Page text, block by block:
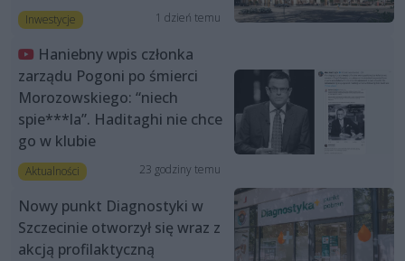
Inwestycje 1 dzień temu
Haniebny wpis członka
zarządu Pogoni po śmierci
Morozowskiego: “niech
spie***la”. Haditaghi nie chce
go w klubie
Aktualności 23 godziny temu
Nowy punkt Diagnostyki w
Szczecinie otworzył się wraz z
akcją profilaktyczną